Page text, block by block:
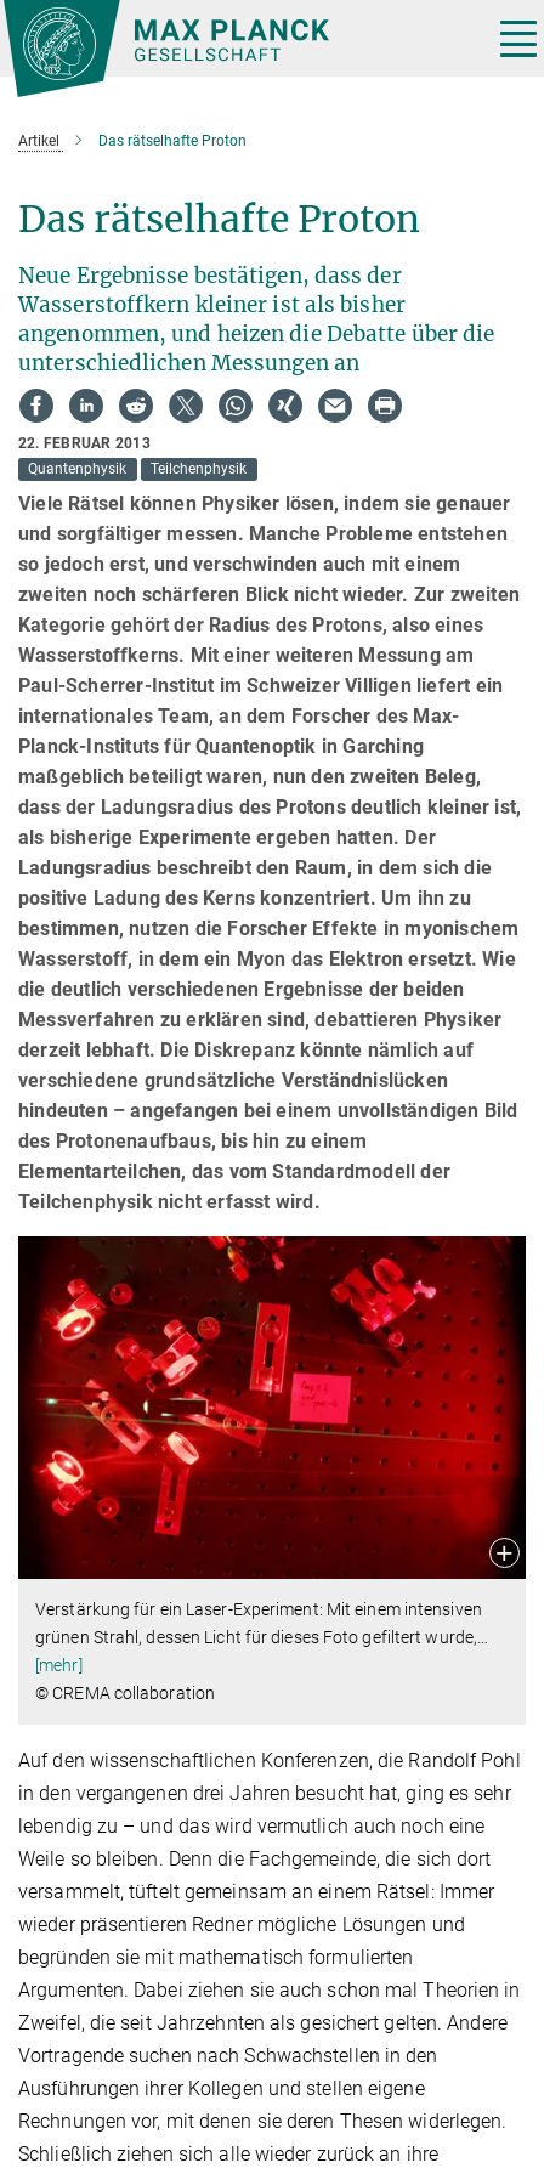
Hauptinhalt
Artikel Das rätselhafte Proton
Das rätselhafte Proton
Neue Ergebnisse bestätigen, dass der
Wasserstoffkern kleiner ist als bisher
angenommen, und heizen die Debatte über die
unterschiedlichen Messungen an
22. FEBRUAR 2013
Quantenphysik
Teilchenphysik
Viele Rätsel können Physiker lösen, indem sie genauer
und sorgfältiger messen. Manche Probleme entstehen
so jedoch erst, und verschwinden auch mit einem
zweiten noch schärferen Blick nicht wieder. Zur zweiten
Kategorie gehört der Radius des Protons, also eines
Wasserstoffkerns. Mit einer weiteren Messung am
Paul-Scherrer-Institut im Schweizer Villigen liefert ein
internationales Team, an dem Forscher des Max-
Planck-Instituts für Quantenoptik in Garching
maßgeblich beteiligt waren, nun den zweiten Beleg,
dass der Ladungsradius des Protons deutlich kleiner ist,
als bisherige Experimente ergeben hatten. Der
Ladungsradius beschreibt den Raum, in dem sich die
positive Ladung des Kerns konzentriert. Um ihn zu
bestimmen, nutzen die Forscher Effekte in myonischem
Wasserstoff, in dem ein Myon das Elektron ersetzt. Wie
die deutlich verschiedenen Ergebnisse der beiden
Messverfahren zu erklären sind, debattieren Physiker
derzeit lebhaft. Die Diskrepanz könnte nämlich auf
verschiedene grundsätzliche Verständnislücken
hindeuten – angefangen bei einem unvollständigen Bild
des Protonenaufbaus, bis hin zu einem
Elementarteilchen, das vom Standardmodell der
Teilchenphysik nicht erfasst wird.
Verstärkung für ein Laser-Experiment: Mit einem intensiven
grünen Strahl, dessen Licht für dieses Foto gefiltert wurde,…
[mehr]
© CREMA collaboration
Auf den wissenschaftlichen Konferenzen, die Randolf Pohl
in den vergangenen drei Jahren besucht hat, ging es sehr
lebendig zu – und das wird vermutlich auch noch eine
Weile so bleiben. Denn die Fachgemeinde, die sich dort
versammelt, tüftelt gemeinsam an einem Rätsel: Immer
wieder präsentieren Redner mögliche Lösungen und
begründen sie mit mathematisch formulierten
Argumenten. Dabei ziehen sie auch schon mal Theorien in
Zweifel, die seit Jahrzehnten als gesichert gelten. Andere
Vortragende suchen nach Schwachstellen in den
Ausführungen ihrer Kollegen und stellen eigene
Rechnungen vor, mit denen sie deren Thesen widerlegen.
Schließlich ziehen sich alle wieder zurück an ihre